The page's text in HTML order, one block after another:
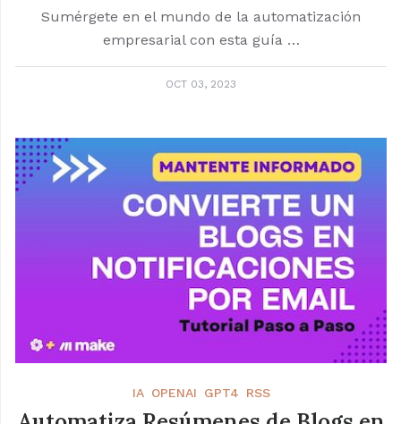
Sumérgete en el mundo de la automatización
empresarial con esta guía …
OCT 03, 2023
IA OPENAI GPT4 RSS